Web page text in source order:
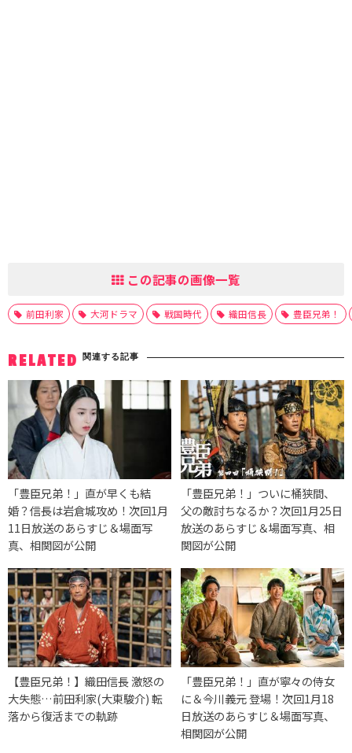
この記事の画像一覧
前田利家 大河ドラマ 戦国時代 織田信長 豊臣兄弟！
RELATED 関連する記事
「豊臣兄弟！」直が早くも結
婚？信長は岩倉城攻め！次回1月
11日放送のあらすじ＆場面写
真、相関図が公開
「豊臣兄弟！」ついに桶狭間、
父の敵討ちなるか？次回1月25日
放送のあらすじ＆場面写真、相
関図が公開
【豊臣兄弟！】織田信長 激怒の
大失態…前田利家(大東駿介) 転
落から復活までの軌跡
「豊臣兄弟！」直が寧々の侍女
に＆今川義元 登場！次回1月18
日放送のあらすじ＆場面写真、
相関図が公開